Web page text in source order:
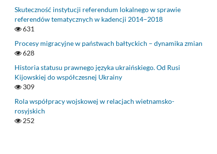
Skuteczność instytucji referendum lokalnego w sprawie
referendów tematycznych w kadencji 2014–2018
631
Procesy migracyjne w państwach bałtyckich – dynamika zmian
628
Historia statusu prawnego języka ukraińskiego. Od Rusi
Kijowskiej do współczesnej Ukrainy
309
Rola współpracy wojskowej w relacjach wietnamsko-
rosyjskich
252